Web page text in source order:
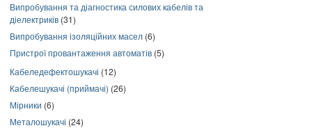
Випробування та діагностика силових кабелів та
діелектриків (31)
Випробування ізоляційних масел (6)
Пристрої провантаження автоматів (5)
Кабеледефектошукачі (12)
Кабелешукачі (приймачі) (26)
Мірники (6)
Металошукачі (24)